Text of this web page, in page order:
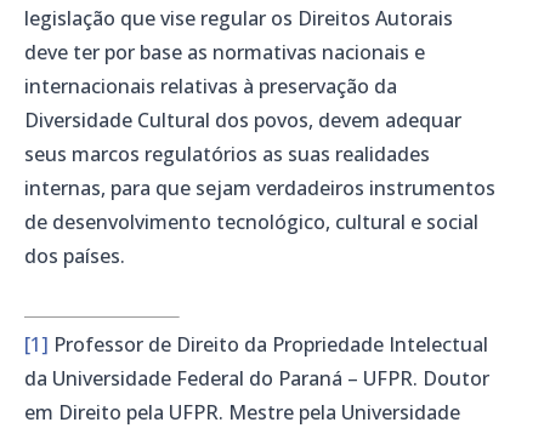
legislação que vise regular os Direitos Autorais
deve ter por base as normativas nacionais e
internacionais relativas à preservação da
Diversidade Cultural dos povos, devem adequar
seus marcos regulatórios as suas realidades
internas, para que sejam verdadeiros instrumentos
de desenvolvimento tecnológico, cultural e social
dos países.
[1] Professor de Direito da Propriedade Intelectual
da Universidade Federal do Paraná – UFPR. Doutor
em Direito pela UFPR. Mestre pela Universidade